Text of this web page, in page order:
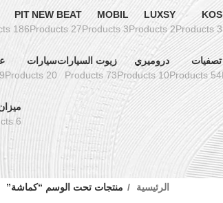
KOS
3 Products
LUXSY
2 Products
MOBIL
3 Products
NEW BEAT
27 Products
PIT
186 Products
تصفيات
54 Products
دروميري
10 Products
زيوت السيارات
73 Products
سيارات
20 Products
6 Products
الرئيسية منتجات تحت الوسم “كماشة”